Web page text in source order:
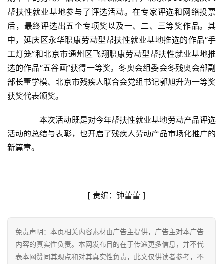
网
娱
乐
综
艺
房
具
性
时
尚
帮扶性就业基地参与了评选活动。在专家评选和网络投票
后，最终评选出五个专项奖以及一、二、三等奖作品。其
中，延庆区永华职康劳动型帮扶性就业基地推选的作品“手
工灯笼”和北京市通州区飞翔职康劳动型帮扶性就业基地推
选的作品“五谷画”获得一等奖。冬奥会组委会冬残奥会部副
部长董学模、北京市残疾人联合会党组书记郭旭升为一等奖
获奖代表颁奖。
本次活动既是对今年帮扶性就业基地劳动产品评选
活动的总结与表彰，也开启了残疾人劳动产品市场化推广的
新篇章。
[ 责编：钟蕾蕾 ]
免责声明：本页相关内容素材由广告主提供，广告主对本广告
内容的真实性负责。本网发布目的在于传递更多信息，并不代
表本网赞同其观点和对其真实性负责，此文仅供读者参考，不